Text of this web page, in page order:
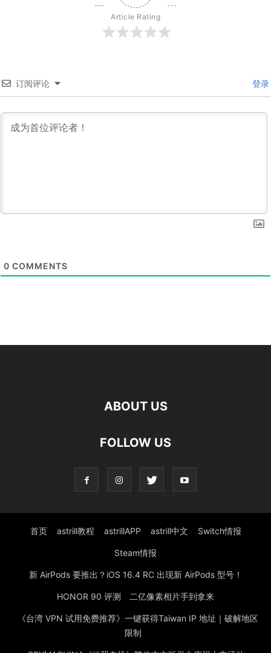
Article Rating
订阅评论 登录
0 COMMENTS
ABOUT US
FOLLOW US
首页 astrill教程 astrillAPP astrill中文 Switch情报
Steam情报
新 AirPods 要推出？iOS 16.4 RC 出现新 AirPods 型号！
HONOR 90 评测 二亿像素相片手到拿来
《台湾 VPN 试用免费推荐》一键获得Taiwan IP 地址｜破解地区
限制